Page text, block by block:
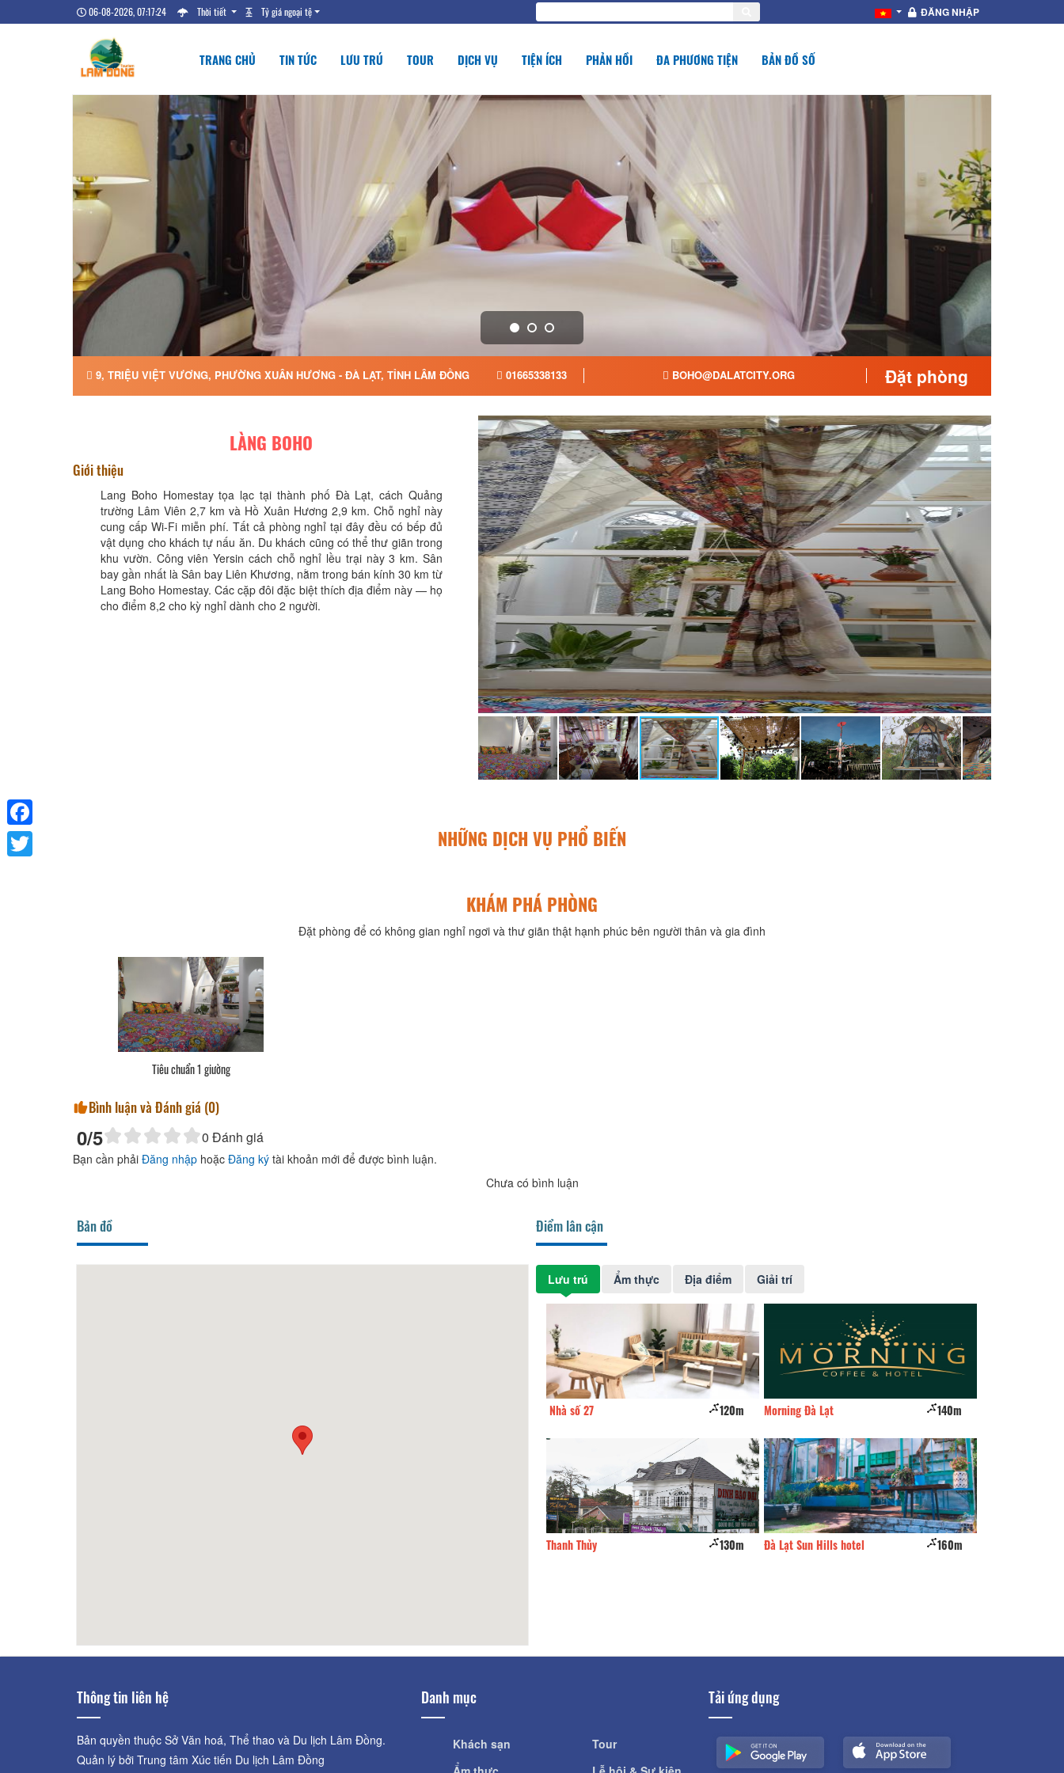
06-08-2026, 07:17:25 Thời tiết Tỷ giá ngoại tệ ĐĂNG NHẬP
TRANG CHỦ TIN TỨC LƯU TRÚ TOUR DỊCH VỤ TIỆN ÍCH PHẢN HỒI ĐA PHƯƠNG TIỆN BẢN ĐỒ SỐ
9, TRIỆU VIỆT VƯƠNG, PHƯỜNG XUÂN HƯƠNG - ĐÀ LẠT, TỈNH LÂM ĐỒNG 01665338133 BOHO@DALATCITY.ORG Đặt phòng
LÀNG BOHO
Giới thiệu
Lang Boho Homestay tọa lạc tại thành phố Đà Lạt, cách Quảng
trường Lâm Viên 2,7 km và Hồ Xuân Hương 2,9 km. Chỗ nghỉ này
cung cấp Wi-Fi miễn phí. Tất cả phòng nghỉ tại đây đều có bếp đủ
vật dụng cho khách tự nấu ăn. Du khách cũng có thể thư giãn trong
khu vườn. Công viên Yersin cách chỗ nghỉ lều trại này 3 km. Sân
bay gần nhất là Sân bay Liên Khương, nằm trong bán kính 30 km từ
Lang Boho Homestay. Các cặp đôi đặc biệt thích địa điểm này — họ
cho điểm 8,2 cho kỳ nghỉ dành cho 2 người.
NHỮNG DỊCH VỤ PHỔ BIẾN
KHÁM PHÁ PHÒNG
Đặt phòng để có không gian nghỉ ngơi và thư giãn thật hạnh phúc bên người thân và gia đình
Tiêu chuẩn 1 giường
Bình luận và Đánh giá (0)
0/5 0 Đánh giá
Bạn cần phải Đăng nhập hoặc Đăng ký tài khoản mới để được bình luận.
Chưa có bình luận
Bản đồ Điểm lân cận
Lưu trú Ẩm thực Địa điểm Giải trí
Nhà số 27 120m
Thanh Thủy 130m
Morning Đà Lạt 140m
Đà Lạt Sun Hills hotel 160m
Thông tin liên hệ
Bản quyền thuộc Sở Văn hoá, Thể thao và Du lịch Lâm Đồng.
Quản lý bởi Trung tâm Xúc tiến Du lịch Lâm Đồng
Danh mục
Khách sạn
Tour
Tải ứng dụng
Facebook